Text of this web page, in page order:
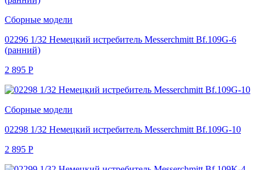
Сборные модели
02296 1/32 Немецкий истребитель Messerchmitt Bf.109G-6
(ранний)
2 895 Р
Сборные модели
02298 1/32 Немецкий истребитель Messerchmitt Bf.109G-10
2 895 Р